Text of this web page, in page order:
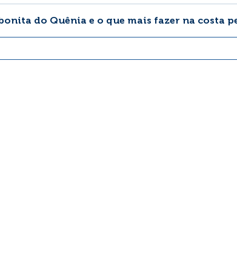
do Quênia e o que mais fazer na costa